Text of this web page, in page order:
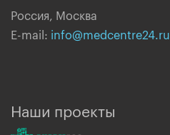
Россия, Москва
E-mail: info@medcentre24.ru
Наши проекты